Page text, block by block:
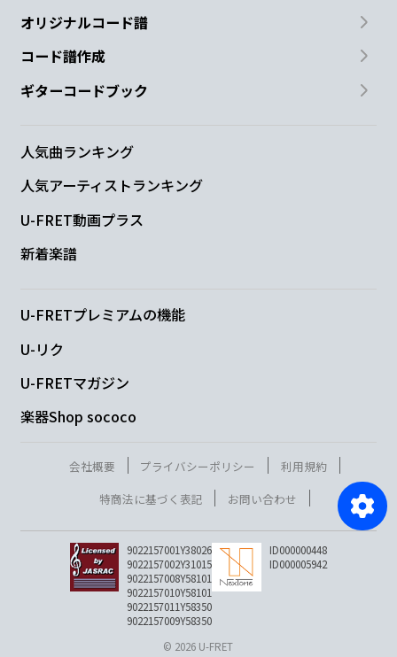
オリジナルコード譜
コード譜作成
ギターコードブック
人気曲ランキング
人気アーティストランキング
U-FRET動画プラス
新着楽譜
U-FRETプレミアムの機能
U-リク
U-FRETマガジン
楽器Shop sococo
会社概要 プライバシーポリシー
利用規約
特商法に基づく表記
お問い合わせ
9022157001Y38026
9022157002Y31015
9022157008Y58101
9022157010Y58101
9022157011Y58350
9022157009Y58350
ID000000448
ID000005942
© 2026 U-FRET